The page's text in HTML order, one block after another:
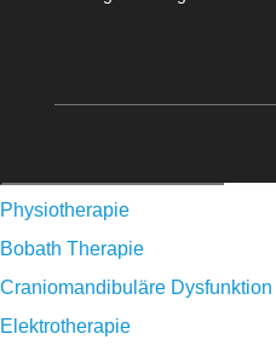
Physiotherapie
Bobath Therapie
Craniomandibuläre Dysfunktion
Elektrotherapie